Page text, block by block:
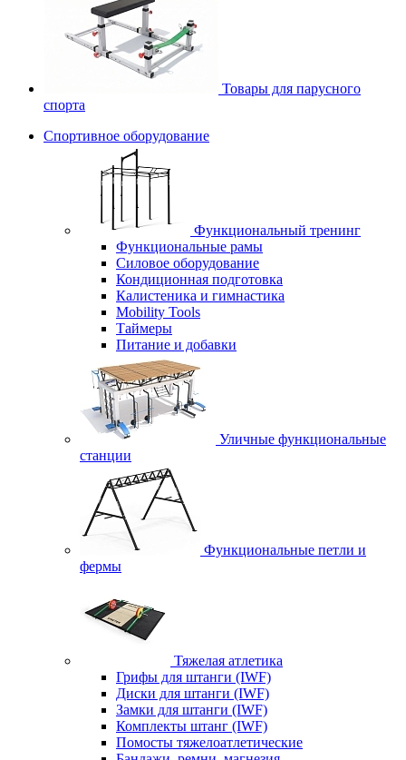
Товары для парусного
спорта
Спортивное оборудование
Функциональный тренинг
Функциональные рамы
Силовое оборудование
Кондиционная подготовка
Калистеника и гимнастика
Mobility Tools
Таймеры
Питание и добавки
Уличные функциональные
станции
Функциональные петли и
фермы
Тяжелая атлетика
Грифы для штанги (IWF)
Диски для штанги (IWF)
Замки для штанги (IWF)
Комплекты штанг (IWF)
Помосты тяжелоатлетические